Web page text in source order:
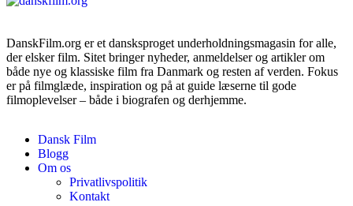
DanskFilm.org er et dansksproget underholdningsmagasin for alle,
der elsker film. Sitet bringer nyheder, anmeldelser og artikler om
både nye og klassiske film fra Danmark og resten af verden. Fokus
er på filmglæde, inspiration og på at guide læserne til gode
filmoplevelser – både i biografen og derhjemme.
Dansk Film
Blogg
Om os
Privatlivspolitik
Kontakt